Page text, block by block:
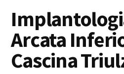
Arcata
Cascina